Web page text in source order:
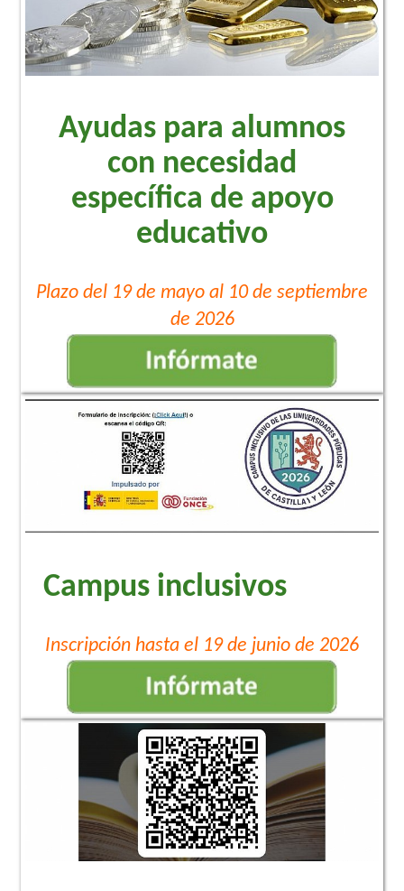
Ayudas para alumnos
con necesidad
específica de apoyo
educativo
Plazo del 19 de mayo al 10 de septiembre
de 2026
Campus inclusivos
Inscripción hasta el 19 de junio de 2026